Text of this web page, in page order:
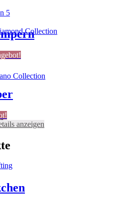
Collection
Collection
€.
5
anzeigen